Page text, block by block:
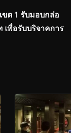
ขต 1 รับมอบกล่อ
เพื่อรับบริจาคการ